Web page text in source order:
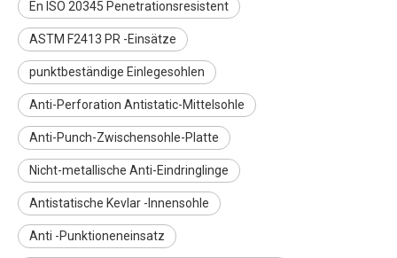
En ISO 20345 Penetrationsresistent
ASTM F2413 PR -Einsätze
punktbeständige Einlegesohlen
Anti-Perforation Antistatic-Mittelsohle
Anti-Punch-Zwischensohle-Platte
Nicht-metallische Anti-Eindringlinge
Antistatische Kevlar -Innensohle
Anti -Punktioneneinsatz